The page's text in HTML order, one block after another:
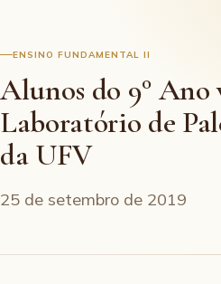
ENSINO FUNDAMENTAL II
Alunos do 9°
Laboratório de
da UFV
25 de setembro de 2019